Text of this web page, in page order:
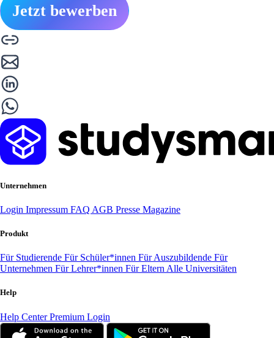
Jetzt bewerben
Unternehmen
Login Impressum FAQ AGB Presse Magazine
Produkt
Für Studierende Für Schüler*innen Für Auszubildende Für
Unternehmen Für Lehrer*innen Für Eltern Alle Universitäten
Help
Help CenterPremium Login